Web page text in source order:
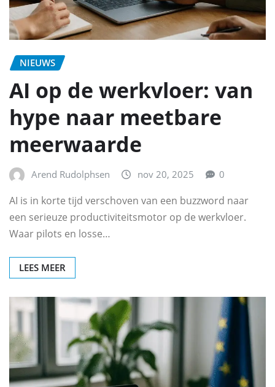
NIEUWS
AI op de werkvloer: van
hype naar meetbare
meerwaarde
Arend Rudolphsen nov 20, 2025 0
AI is in korte tijd verschoven van een buzzword naar
een serieuze productiviteitsmotor op de werkvloer.
Waar pilots en losse…
LEES MEER